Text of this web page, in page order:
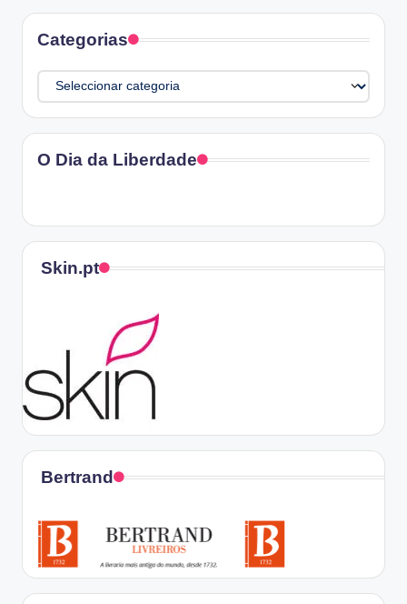
Categorias
Categorias
O Dia da Liberdade
Skin.pt
Bertrand